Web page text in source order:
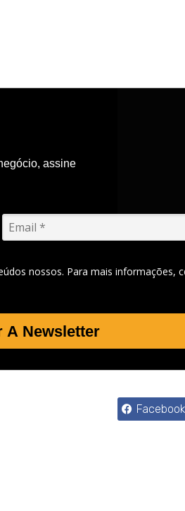
assine
nossos. Para mais informações,
A Newsletter
Facebook